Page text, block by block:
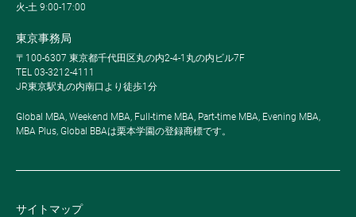
火-土 9:00-17:00
東京事務局
〒100-6307 東京都千代田区丸の内2-4-1丸の内ビル7F
TEL 03-3212-4111
JR東京駅丸の内南口より徒歩1分
Global MBA, Weekend MBA, Full-time MBA, Part-time MBA, Evening MBA,
MBA Plus, Global BBAは栗本学園の登録商標です。
サイトマップ